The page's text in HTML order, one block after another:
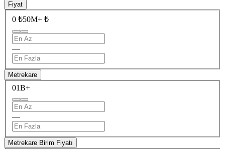
Fiyat
0 ₺50M+ ₺
—
Metrekare
01B+
—
Metrekare Birim Fiyatı